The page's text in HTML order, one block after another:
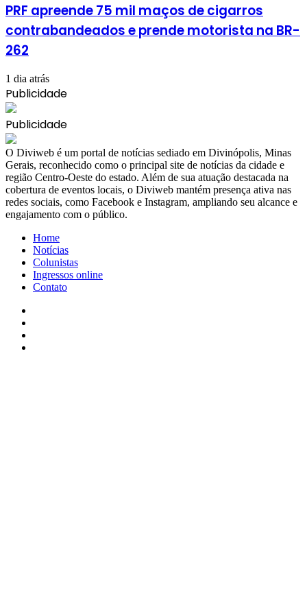
PRF apreende 75 mil maços de cigarros
contrabandeados e prende motorista na BR-
262
1 dia atrás
Publicidade
Publicidade
​O Diviweb é um portal de notícias sediado em Divinópolis, Minas
Gerais, reconhecido como o principal site de notícias da cidade e
região Centro-Oeste do estado. Além de sua atuação destacada na
cobertura de eventos locais, o Diviweb mantém presença ativa nas
redes sociais, como Facebook e Instagram, ampliando seu alcance e
engajamento com o público.
Home
Notícias
Colunistas
Ingressos online
Contato